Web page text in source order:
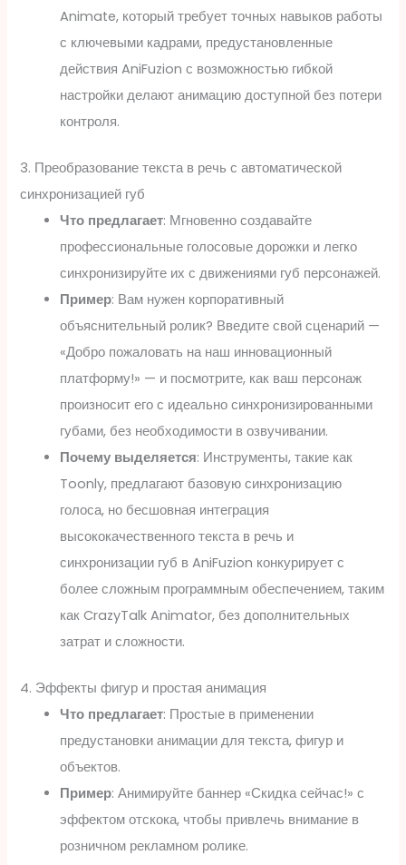
Animate, который требует точных навыков работы
с ключевыми кадрами, предустановленные
действия AniFuzion с возможностью гибкой
настройки делают анимацию доступной без потери
контроля.
3. Преобразование текста в речь с автоматической
синхронизацией губ
Что предлагает: Мгновенно создавайте
профессиональные голосовые дорожки и легко
синхронизируйте их с движениями губ персонажей.
Пример: Вам нужен корпоративный
объяснительный ролик? Введите свой сценарий —
«Добро пожаловать на наш инновационный
платформу!» — и посмотрите, как ваш персонаж
произносит его с идеально синхронизированными
губами, без необходимости в озвучивании.
Почему выделяется: Инструменты, такие как
Toonly, предлагают базовую синхронизацию
голоса, но бесшовная интеграция
высококачественного текста в речь и
синхронизации губ в AniFuzion конкурирует с
более сложным программным обеспечением, таким
как CrazyTalk Animator, без дополнительных
затрат и сложности.
4. Эффекты фигур и простая анимация
Что предлагает: Простые в применении
предустановки анимации для текста, фигур и
объектов.
Пример: Анимируйте баннер «Скидка сейчас!» с
эффектом отскока, чтобы привлечь внимание в
розничном рекламном ролике.